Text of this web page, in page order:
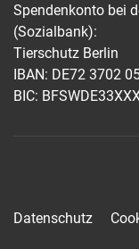
Spendenkonto bei
(Sozialbank):
Tierschutz Berlin
IBAN: DE72 3702
BIC:
Datenschutz